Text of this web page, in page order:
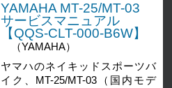
YAMAHA MT-25/MT-03
サービスマニュアル
【QQS-CLT-000-B6W】
（YAMAHA）
ヤマハのネイキッドスポーツバ
イク、MT-25/MT-03（国内モデ